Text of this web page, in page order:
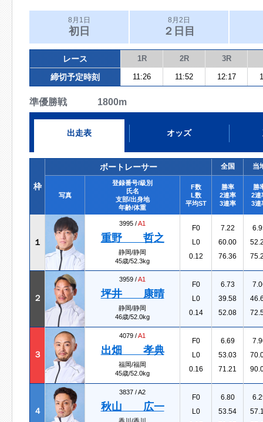
8月1日
初日
8月2日
２日目
レース 1R 2R 3R
締切予定時刻 11:26 11:52 12:17
準優勝戦 1800m
出走表 オッズ
枠
ボートレーサー 全国 当
写真
登録番号/級別
氏名
支部/出身地
年齢/体重
F数
L数
平均ST
勝率
2連率
3連率
勝
2連
3連
１
3995 /A1
重野 哲之
静岡/静岡
45歳/52.3kg
F0
L0
0.12
7.22
60.00
76.36
２
3959 /A1
坪井 康晴
静岡/静岡
46歳/52.0kg
F0
L0
0.14
6.73
39.58
52.08
３
4079 /A1
出畑 孝典
福岡/福岡
45歳/52.0kg
F0
L0
0.16
6.69
53.03
71.21
４
3837 /A2
秋山 広一
F0
L0
6.80
53.54